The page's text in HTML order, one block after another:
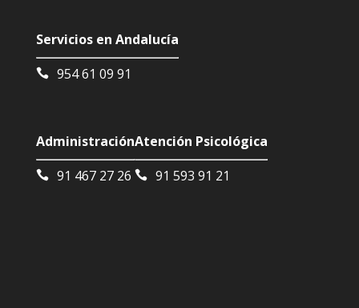
Servicios en Andalucía
954 61 09 91
Administración
91 467 27 26
Atención Psicológica
91 593 91 21